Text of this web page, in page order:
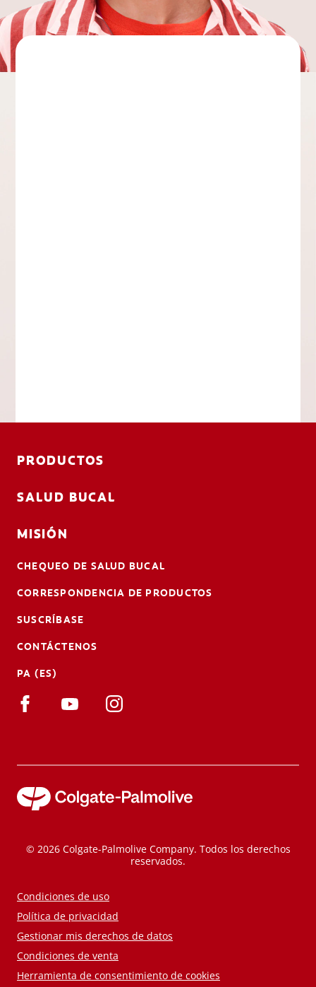
PRODUCTOS
SALUD BUCAL
MISIÓN
CHEQUEO DE SALUD BUCAL
CORRESPONDENCIA DE PRODUCTOS
SUSCRÍBASE
CONTÁCTENOS
PA (ES)
© 2026 Colgate-Palmolive Company. Todos los derechos
reservados.
Condiciones de uso
Política de privacidad
Gestionar mis derechos de datos
Condiciones de venta
Herramienta de consentimiento de cookies